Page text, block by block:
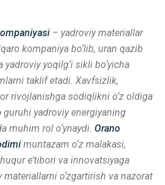
– yadroviy materiallar
kompaniya bo‘lib, uran qazib
yoqilg‘i sikli bo‘yicha
taklif etadi. Xavfsizlik,
rivojlanishga sodiqlikni o‘z oldiga
guruhi yadroviy energiyaning
muhim rol o‘ynaydi. Orano
muntazam o‘z malakasi,
e’tibori va innovatsiyaga
o‘zgartirish va nazorat